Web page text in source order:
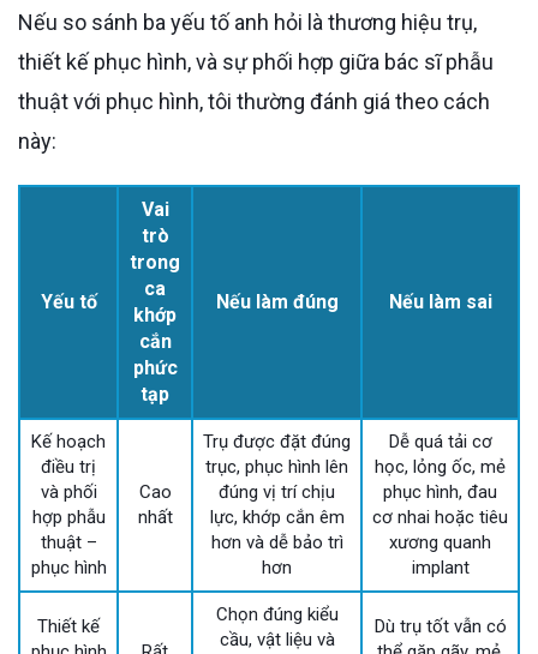
Nếu so sánh ba yếu tố anh hỏi là thương hiệu trụ,
thiết kế phục hình, và sự phối hợp giữa bác sĩ phẫu
thuật với phục hình, tôi thường đánh giá theo cách
này:
Yếu tố
Vai
trò
trong
ca
khớp
cắn
phức
tạp
Nếu làm đúng Nếu làm sai
Kế hoạch
điều trị
và phối
hợp phẫu
thuật –
phục hình
Cao
nhất
Trụ được đặt đúng
trục, phục hình lên
đúng vị trí chịu
lực, khớp cắn êm
hơn và dễ bảo trì
hơn
Dễ quá tải cơ
học, lỏng ốc, mẻ
phục hình, đau
cơ nhai hoặc tiêu
xương quanh
implant
Thiết kế
Chọn đúng kiểu
cầu, vật liệu và
Dù trụ tốt vẫn có